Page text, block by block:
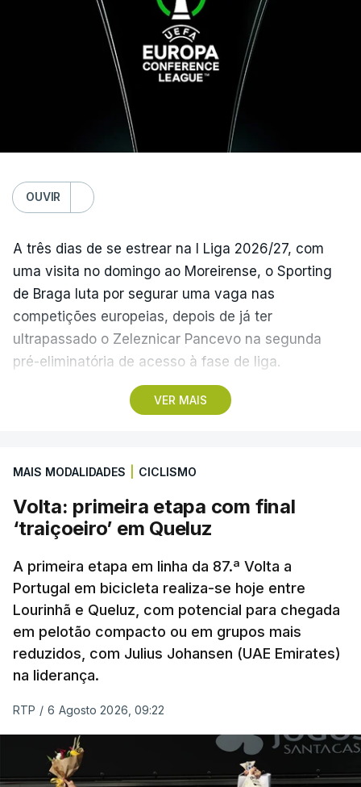
segunda mão está marcada para 13 de agosto, em
Na fase de liga da Liga Europa já está o Torreense,
único representante português com entrada direta,
graças à conquista da Taça de Portugal.
OUVIR
VER MAIS
A três dias de se estrear na I Liga 2026/27, com
uma visita no domingo ao Moreirense, o Sporting
de Braga luta por segurar uma vaga nas
competições europeias, depois de já ter
ultrapassado o Zeleznicar Pancevo na segunda
pré-eliminatória de acesso à fase de liga.
A inesperada vitória do Torreense na Taça de
relegou o Sporting de Braga, quarto, para a Liga
Conferência, competição que disputa pela primeira
vez.
Na última temporada, a equipa de Carlos Vicens
teve o seu segundo melhor desempenho de
sempre nas provas europeias, ao chegar às meias-
finais da Liga Europa, um registo apenas superado
com a edição na qual foi finalista vencida (2010/11).
Hornicek, que ainda jogou a primeira mão da ronda
anterior, com os sérvios, mas que foi esta semana
MAIS MODALIDADES CICLISMO
Volta: primeira etapa com final
‘traiçoeiro’ em Queluz
A primeira etapa em linha da 87.ª Volta a
Portugal em bicicleta realiza-se hoje entre
Lourinhã e Queluz, com potencial para chegada
em pelotão compacto ou em grupos mais
reduzidos, com Julius Johansen (UAE Emirates)
na liderança.
RTP / 6 Agosto 2026, 09:22